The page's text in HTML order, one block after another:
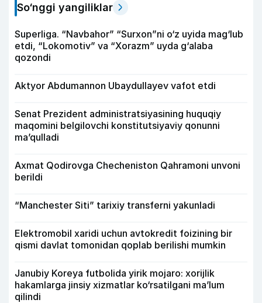
So‘nggi yangiliklar
Superliga. “Navbahor” “Surxon”ni o‘z uyida mag‘lub
etdi, “Lokomotiv” va “Xorazm” uyda g‘alaba
qozondi
Aktyor Abdu­mannon Ubaydullayev vafot etdi
Senat Prezident administratsiyasining huquqiy
maqomini belgilovchi konstitutsiyaviy qonunni
ma’qulladi
Axmat Qodirovga Checheniston Qahramoni unvoni
berildi
“Manchester Siti” tarixiy transferni yakunladi
Elektromobil xaridi uchun avtokredit foizining bir
qismi davlat tomonidan qoplab berilishi mumkin
Janubiy Koreya futbolida yirik mojaro: xorijlik
hakamlarga jinsiy xizmatlar ko‘rsatilgani ma’lum
qilindi